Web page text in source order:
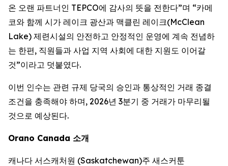
온 오랜 파트너인 TEPCO에 감사의 뜻을 전한다”며 “카메
코와 함께 시가 레이크 광산과 맥클린 레이크(McClean
Lake) 제련시설의 안전하고 안정적인 운영에 계속 전념하
는 한편, 직원들과 사업 지역 사회에 대한 지원도 이어갈
것”이라고 덧붙였다.
이번 인수는 관련 규제 당국의 승인과 통상적인 거래 종결
조건을 충족해야 하며, 2026년 3분기 중 거래가 마무리될
것으로 예상된다.
Orano Canada 소개
캐나다 서스캐처원 (Saskatchewan)주 새스커툰